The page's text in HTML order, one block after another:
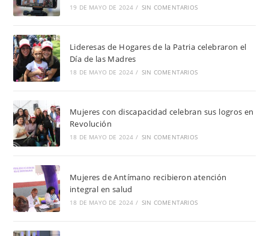
19 DE MAYO DE 2024 / SIN COMENTARIOS
Lideresas de Hogares de la Patria celebraron el
Día de las Madres
18 DE MAYO DE 2024 / SIN COMENTARIOS
Mujeres con discapacidad celebran sus logros en
Revolución
18 DE MAYO DE 2024 / SIN COMENTARIOS
Mujeres de Antímano recibieron atención
integral en salud
18 DE MAYO DE 2024 / SIN COMENTARIOS